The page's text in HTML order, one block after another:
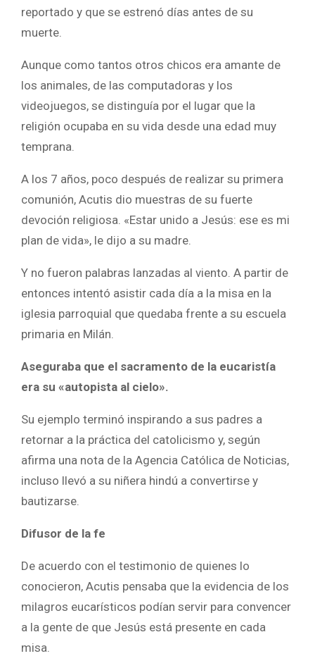
reportado y que se estrenó días antes de su
muerte.
Aunque como tantos otros chicos era amante de
los animales, de las computadoras y los
videojuegos, se distinguía por el lugar que la
religión ocupaba en su vida desde una edad muy
temprana.
A los 7 años, poco después de realizar su primera
comunión, Acutis dio muestras de su fuerte
devoción religiosa. «Estar unido a Jesús: ese es mi
plan de vida», le dijo a su madre.
Y no fueron palabras lanzadas al viento. A partir de
entonces intentó asistir cada día a la misa en la
iglesia parroquial que quedaba frente a su escuela
primaria en Milán.
Aseguraba que el sacramento de la eucaristía
era su «autopista al cielo».
Su ejemplo terminó inspirando a sus padres a
retornar a la práctica del catolicismo y, según
afirma una nota de la Agencia Católica de Noticias,
incluso llevó a su niñera hindú a convertirse y
bautizarse.
Difusor de la fe
De acuerdo con el testimonio de quienes lo
conocieron, Acutis pensaba que la evidencia de los
milagros eucarísticos podían servir para convencer
a la gente de que Jesús está presente en cada
misa.